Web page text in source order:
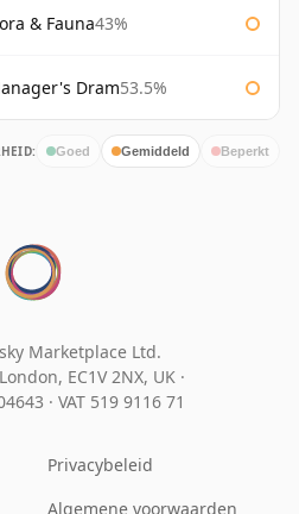
& Fauna43%
Dram53.5%
Goed Gemiddeld Beperkt
Marketplace Ltd.
EC1V 2NX, UK ·
· VAT 519 9116 71
Privacybeleid
Algemene voorwaarden